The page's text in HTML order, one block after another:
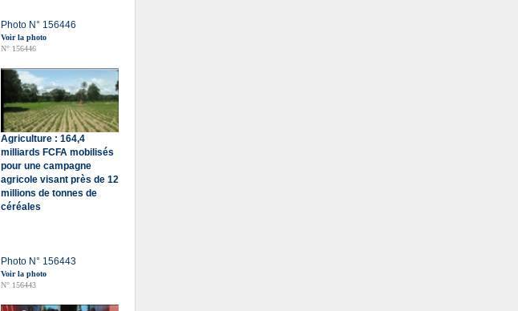
Photo N° 156446
Voir la photo
N° 156446
Agriculture : 164,4
milliards FCFA mobilisés
pour une campagne
agricole visant près de 12
millions de tonnes de
céréales
Photo N° 156443
Voir la photo
N° 156443